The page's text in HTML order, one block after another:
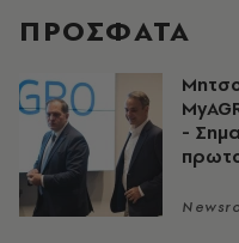
ΠΡΟΣΦΑΤΑ
-